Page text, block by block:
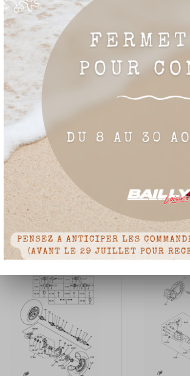
BRAS ARRIERE
Détails du produit
ARBRE DE

SUSPENSION AVANT & ROUE
Prix
de
 Détails du produit 